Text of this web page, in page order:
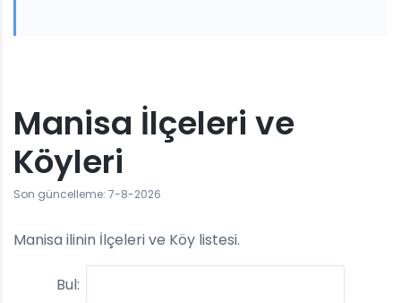
Manisa İlçeleri ve
Köyleri
Son güncelleme: 7-8-2026
Manisa ilinin İlçeleri ve Köy listesi.
Bul: